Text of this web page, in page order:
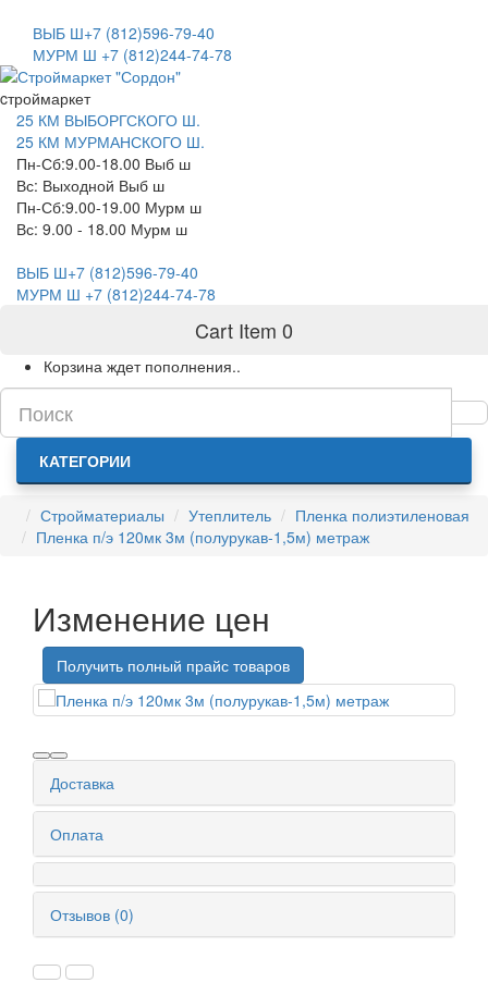
ВЫБ Ш+7 (812)596-79-40
МУРМ Ш +7 (812)244-74-78
cтроймаркет
25 КМ ВЫБОРГСКОГО Ш.
25 КМ МУРМАНСКОГО Ш.
Пн-Сб:9.00-18.00 Выб ш
Вс: Выходной Выб ш
Пн-Сб:9.00-19.00 Мурм ш
Вс: 9.00 - 18.00 Мурм ш
ВЫБ Ш+7 (812)596-79-40
МУРМ Ш +7 (812)244-74-78
Cart Item 0
Корзина ждет пополнения..
КАТЕГОРИИ
Стройматериалы Утеплитель
Пленка полиэтиленовая
Пленка п/э 120мк 3м (полурукав-1,5м) метраж
Изменение цен
Получить полный прайс товаров
Доставка
Оплата
Отзывов (0)